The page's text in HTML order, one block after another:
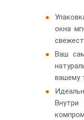
окна
Ваш
вашему